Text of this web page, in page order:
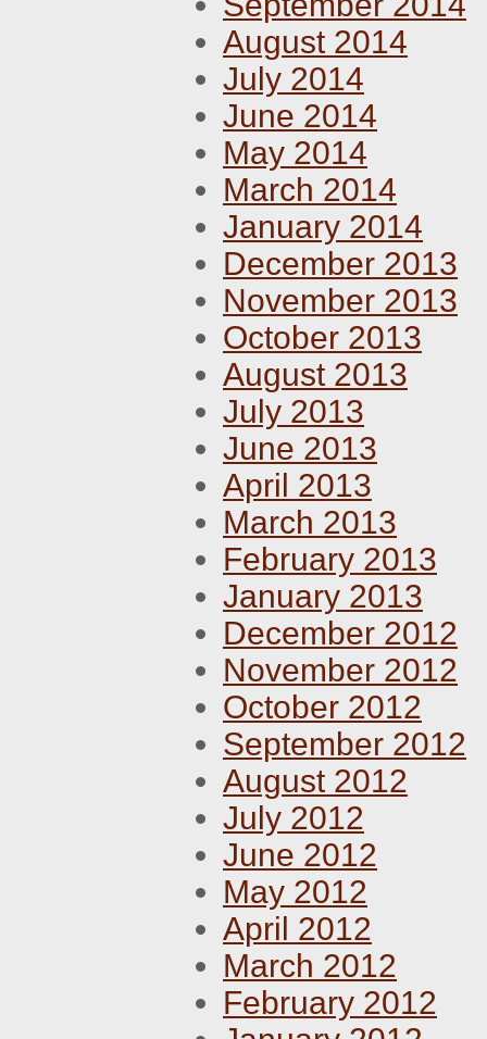
August 2014
July 2014
June 2014
May 2014
March 2014
January 2014
December 2013
November 2013
October 2013
August 2013
July 2013
June 2013
April 2013
March 2013
February 2013
January 2013
December 2012
November 2012
October 2012
September 2012
August 2012
July 2012
June 2012
May 2012
April 2012
March 2012
February 2012